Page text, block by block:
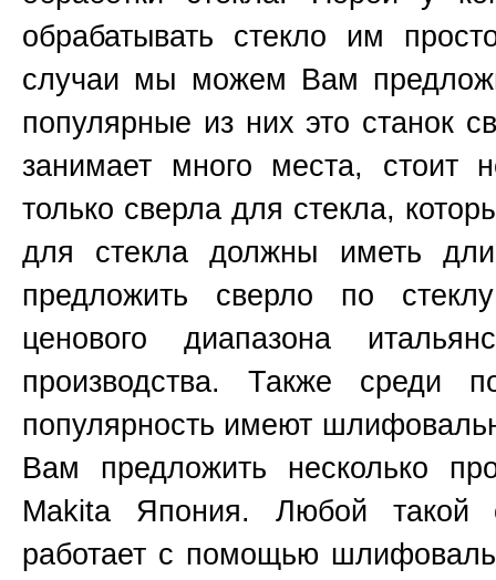
обрабатывать стекло им
случаи мы можем Вам
популярные из них это станок
занимает много места, стоит
только сверла для стекла,
для стекла должны иметь
предложить сверло по
ценового диапазона
производства. Также среди
популярность имеют
Вам предложить несколько
Makita Япония. Любой такой
работает с помощью